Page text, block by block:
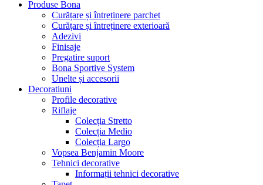
Produse Bona
Curățare și întreținere parchet
Curățare și întreținere exterioară
Adezivi
Finisaje
Pregatire suport
Bona Sportive System
Unelte și accesorii
Decoratiuni
Profile decorative
Riflaje
Colecția Stretto
Colecția Medio
Colecția Largo
Vopsea Benjamin Moore
Tehnici decorative
Informații tehnici decorative